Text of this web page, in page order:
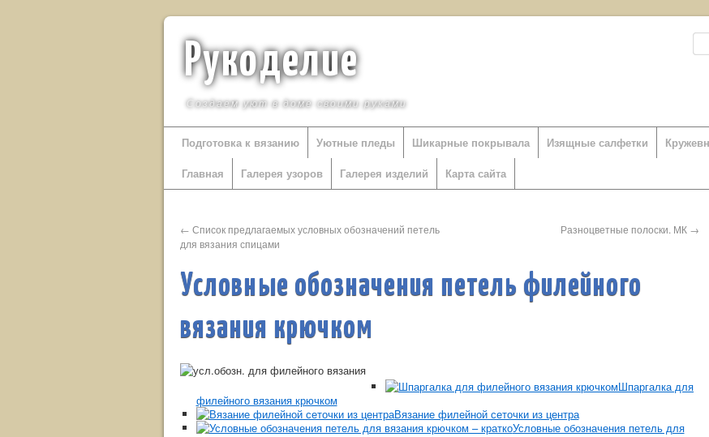
Рукоделие
Создаем уют в доме своими руками
Подготовка к вязанию Уютные пледы Шикарные покрывала Изящные салфетки
Главная
Галерея узоров Галерея изделий Карта сайта
← Список предлагаемых условных обозначений петель
для вязания спицами
Разноцветные полоски. МК →
Условные обозначения петель филейного
вязания крючком
Шпаргалка для
филейного вязания крючком
Вязание филейной сеточки из центра
Условные обозначения петель для